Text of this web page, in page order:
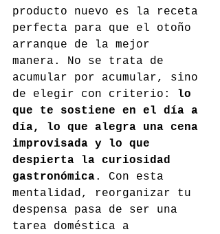
producto nuevo es la receta
perfecta para que el otoño
arranque de la mejor
manera. No se trata de
acumular por acumular, sino
de elegir con criterio:
lo
que te sostiene en el día a
día, lo que alegra una cena
improvisada y lo que
despierta la curiosidad
gastronómica. Con esta
mentalidad, reorganizar tu
despensa pasa de ser una
tarea doméstica a